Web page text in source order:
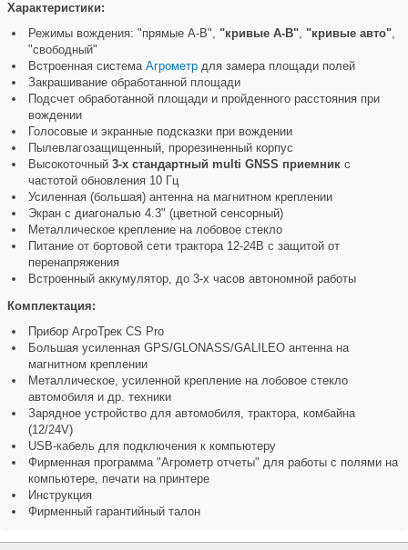
Характеристики:
Режимы вождения: "прямые А-В", "кривые А-В", "кривые авто",
"свободный"
Встроенная система Агрометр для замера площади полей
Закрашивание обработанной площади
Подсчет обработанной площади и пройденного расстояния при
вождении
Голосовые и экранные подсказки при вождении
Пылевлагозащищенный, прорезиненный корпус
Высокоточный 3-х стандартный multi GNSS приемник с
частотой обновления 10 Гц
Усиленная (большая) антенна на магнитном креплении
Экран с диагональю 4.3" (цветной сенсорный)
Металлическое крепление на лобовое стекло
Питание от бортовой сети трактора 12-24В с защитой от
перенапряжения
Встроенный аккумулятор, до 3-х часов автономной работы
Комплектация:
Прибор АгроТрек CS Pro
Большая усиленная GPS/GLONASS/GALILEO антенна на
магнитном креплении
Металлическое, усиленной крепление на лобовое стекло
автомобиля и др. техники
Зарядное устройство для автомобиля, трактора, комбайна
(12/24V)
USB-кабель для подключения к компьютеру
Фирменная программа "Агрометр отчеты" для работы с полями на
компьютере, печати на принтере
Инструкция
Фирменный гарантийный талон